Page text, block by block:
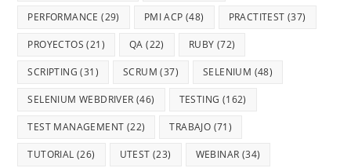
PERFORMANCE (29) PMI ACP (48) PRACTITEST (37)
PROYECTOS (21) QA (22) RUBY (72)
SCRIPTING (31) SCRUM (37) SELENIUM (48)
SELENIUM WEBDRIVER (46) TESTING (162)
TEST MANAGEMENT (22) TRABAJO (71)
TUTORIAL (26) UTEST (23) WEBINAR (34)